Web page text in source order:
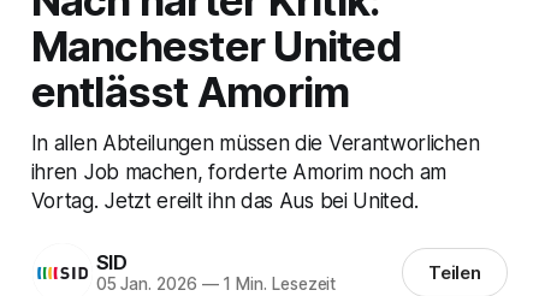
Manchester United
entlässt Amorim
In allen Abteilungen müssen die Verantworlichen
ihren Job machen, forderte Amorim noch am
Vortag. Jetzt ereilt ihn das Aus bei United.
SID
05 Jan. 2026 —1 Min. Lesezeit Teilen